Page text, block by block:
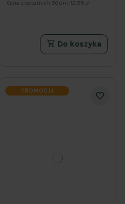
Cena z ostatnich 30 dni: 12,99 zł
Do koszyka
PROMOCJA